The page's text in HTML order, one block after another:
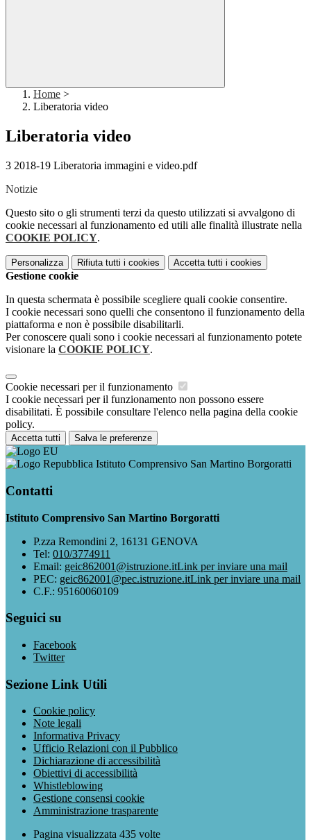
Home >
Liberatoria video
Liberatoria video
3 2018-19 Liberatoria immagini e video.pdf
Notizie
Questo sito o gli strumenti terzi da questo utilizzati si avvalgono di
cookie necessari al funzionamento ed utili alle finalità illustrate nella
COOKIE POLICY.
Personalizza Rifiuta tutti i cookies Accetta tutti i cookies
Gestione cookie
In questa schermata è possibile scegliere quali cookie consentire.
I cookie necessari sono quelli che consentono il funzionamento della
piattaforma e non è possibile disabilitarli.
Per conoscere quali sono i cookie necessari al funzionamento potete
visionare la COOKIE POLICY.
Cookie necessari per il funzionamento
I cookie necessari per il funzionamento non possono essere
disabilitati. È possibile consultare l'elenco nella pagina della cookie
policy.
Accetta tutti Salva le preferenze
Istituto Comprensivo San Martino Borgoratti
Contatti
Istituto Comprensivo San Martino Borgoratti
P.zza Remondini 2, 16131 GENOVA
Tel: 010/3774911
Email: geic862001@istruzione.itLink per inviare una mail
PEC: geic862001@pec.istruzione.itLink per inviare una mail
C.F.: 95160060109
Seguici su
Facebook
Twitter
Sezione Link Utili
Cookie policy
Note legali
Informativa Privacy
Ufficio Relazioni con il Pubblico
Dichiarazione di accessibilità
Obiettivi di accessibilità
Whistleblowing
Gestione consensi cookie
Amministrazione trasparente
Pagina visualizzata 435 volte